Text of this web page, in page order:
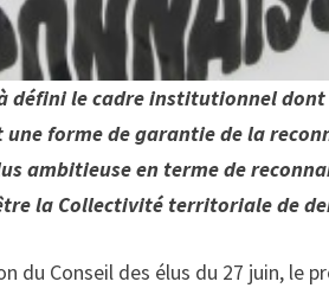
défini le cadre institutionnel
une forme de garantie de la
ambitieuse en terme de
la Collectivité territoriale de
du Conseil des élus du 27 juin, le